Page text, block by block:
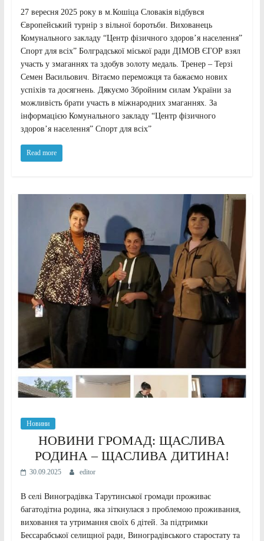
27 вересня 2025 року в м.Кошіца Словакія відбувся
Європейський турнір з вільної боротьби. Вихованець
Комунального закладу “Центр фізичного здоров’я населення”
Спорт для всіх” Болградської міської ради ДІМОВ ЄГОР взял
участь у змаганнях та здобув золоту медаль. Тренер – Терзі
Семен Васильович. Вітаємо переможця та бажаємо нових
успіхів та досягнень. Дякуємо Збройним силам України за
можливість брати участь в міжнародних змаганнях. За
інформацією Комунального закладу “Центр фізичного
здоров’я населення” Спорт для всіх”
Read more
Новини
НОВИНИ ГРОМАД: ЩАСЛИВА
РОДИНА – ЩАСЛИВА ДИТИНА!
30.09.2025 editor
В селі Виноградівка Тарутинської громади проживає
багатодітна родина, яка зіткнулася з проблемою проживання,
виховання та утримання своїх 6 дітей. За підтримки
Бессарабської селищної ради, Виноградівського старостату та